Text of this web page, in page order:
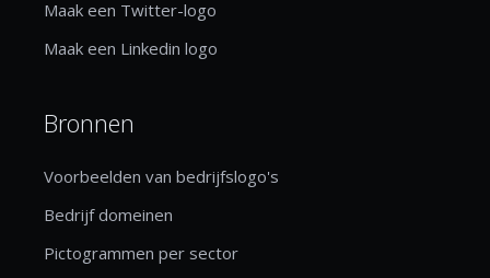
Maak een Twitter-logo
Maak een Linkedin logo
Bronnen
Voorbeelden van bedrijfslogo's
Bedrijf domeinen
Pictogrammen per sector